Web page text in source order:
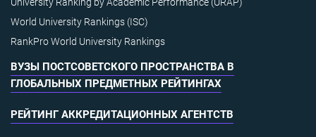
World University Rankings (ISC)
RankPro World University Rankings
ВУЗЫ ПОСТСОВЕТСКОГО ПРОСТРАНСТВА В
ГЛОБАЛЬНЫХ ПРЕДМЕТНЫХ РЕЙТИНГАХ
РЕЙТИНГ АККРЕДИТАЦИОННЫХ АГЕНТСТВ